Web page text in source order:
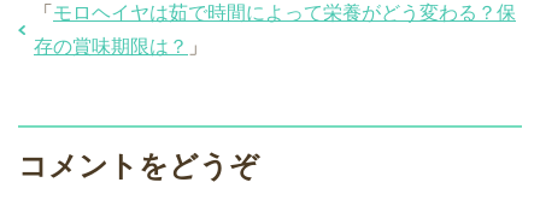
「 モロヘイヤは茹で時間によって栄養がどう変わる？保
存の賞味期限は？ 」
コメントをどうぞ